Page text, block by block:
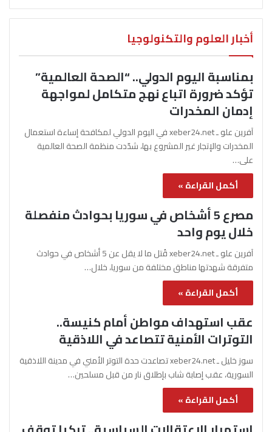
أخبار العلوم والتكنولوجيا
بمناسبة اليوم الدولي.. “الصحة العالمية”
تؤكد ضرورة اتباع نهج متكامل لمواجهة
إدمان المخدرات
آفرين علو ـ xeber24.net في اليوم الدولي لمكافحة إساءة استعمال
المخدرات والإتجار غير المشروع بها، شدّدت منظمة الصحة العالمية
على…
أكمل القراءة »
مصرع 5 أشخاص في سوريا بحوادث منفصلة
خلال يوم واحد
آفرين علو ـ xeber24.net قُتل ما لا يقل عن 5 أشخاص في حوادث
متفرقة شهدتها مناطق مختلفة من سوريا، خلال…
أكمل القراءة »
عقب استهداف مواطن أمام كنيسة..
التوترات الأمنية تتصاعد في اللاذقية
سوز خليل ـ xeber24.net تصاعدت حدة التوتر الأمني في مدينة اللاذقية
السورية، عقب إصابة شاب بإطلاق نار من قبل مسلحين…
أكمل القراءة »